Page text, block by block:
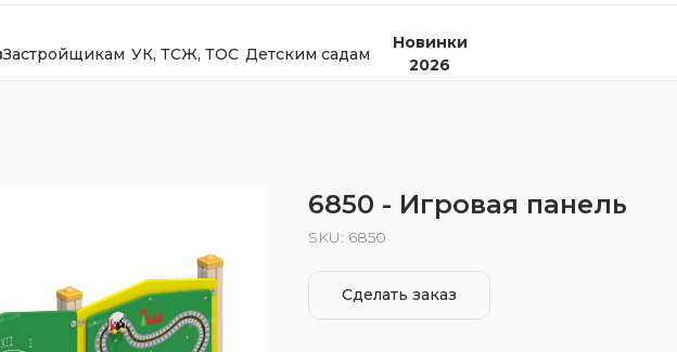
Застройщикам УК, ТСЖ, ТОС Детским садам
Новинки
2026
6850 - Игровая панель
SKU: 6850
Сделать заказ